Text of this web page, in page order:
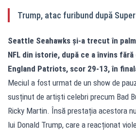
Trump, atac furibund după
Seattle Seahawks și-a trecut în
NFL din istorie, după ce a învins
England Patriots, scor 29-13, în
Meciul a fost urmat de un show de
susținut de artiști celebri precum Bad
Ricky Martin. Însă prestația acestora
lui Donald Trump, care a reacționat